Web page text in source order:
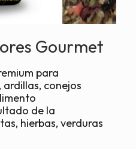
Gourmet
para
ardillas, conejos
de la
hierbas, verduras